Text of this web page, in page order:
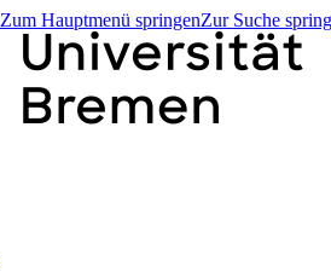
Zum Hauptmenü springenZur Suche